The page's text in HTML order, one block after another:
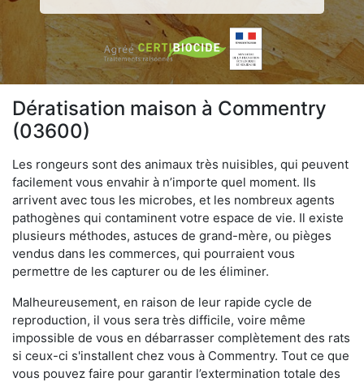
Dératisation maison à Commentry
(03600)
Les rongeurs sont des animaux très nuisibles, qui peuvent
facilement vous envahir à n’importe quel moment. Ils
arrivent avec tous les microbes, et les nombreux agents
pathogènes qui contaminent votre espace de vie. Il existe
plusieurs méthodes, astuces de grand-mère, ou pièges
vendus dans les commerces, qui pourraient vous
permettre de les capturer ou de les éliminer.
Malheureusement, en raison de leur rapide cycle de
reproduction, il vous sera très difficile, voire même
impossible de vous en débarrasser complètement des rats
si ceux-ci s'installent chez vous à Commentry. Tout ce que
vous pouvez faire pour garantir l’extermination totale des